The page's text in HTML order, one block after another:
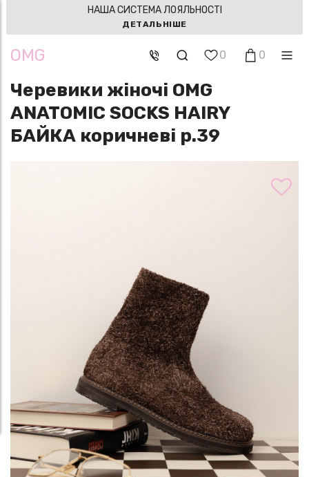
НАША СИСТЕМА ЛОЯЛЬНОСТІ
ДЕТАЛЬНІШЕ
OMG 0 0
Черевики жіночі OMG
ANATOMIC SOCKS HAIRY
БАЙКА коричневі р.39